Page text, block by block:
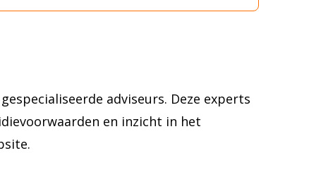
adviseurs. Deze experts
en inzicht in het